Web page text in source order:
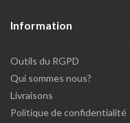
Information
Outils du RGPD
Qui sommes nous?
Livraisons
Politique de confidentialité